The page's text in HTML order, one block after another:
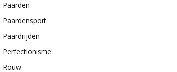
Paarden
Paardensport
Paardrijden
Perfectionisme
Rouw